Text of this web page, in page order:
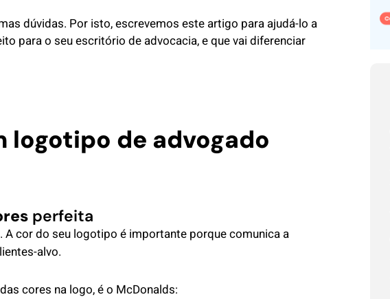
dúvidas. Por isto, escrevemos este artigo para ajudá-lo a
para o seu escritório de advocacia, e que vai diferenciar
logotipo de advogado
perfeita
. A cor do seu logotipo é importante porque comunica a
alvo.
cores na logo, é o McDonalds: